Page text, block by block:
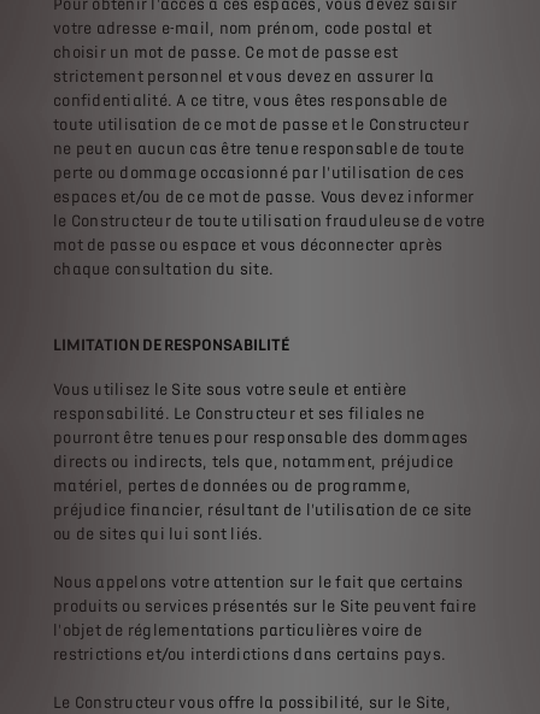
Pour obtenir l'accès à ces espaces, vous devez saisir
votre adresse e-mail, nom prénom, code postal et
choisir un mot de passe. Ce mot de passe est
strictement personnel et vous devez en assurer la
confidentialité. A ce titre, vous êtes responsable de
toute utilisation de ce mot de passe et le Constructeur
ne peut en aucun cas être tenue responsable de toute
perte ou dommage occasionné par l'utilisation de ces
espaces et/ou de ce mot de passe. Vous devez informer
le Constructeur de toute utilisation frauduleuse de votre
mot de passe ou espace et vous déconnecter après
chaque consultation du site.
LIMITATION DE RESPONSABILITÉ
Vous utilisez le Site sous votre seule et entière
responsabilité. Le Constructeur et ses filiales ne
pourront être tenues pour responsable des dommages
directs ou indirects, tels que, notamment, préjudice
matériel, pertes de données ou de programme,
préjudice financier, résultant de l'utilisation de ce site
ou de sites qui lui sont liés.
Nous appelons votre attention sur le fait que certains
produits ou services présentés sur le Site peuvent faire
l'objet de réglementations particulières voire de
restrictions et/ou interdictions dans certains pays.
Le Constructeur vous offre la possibilité, sur le Site,